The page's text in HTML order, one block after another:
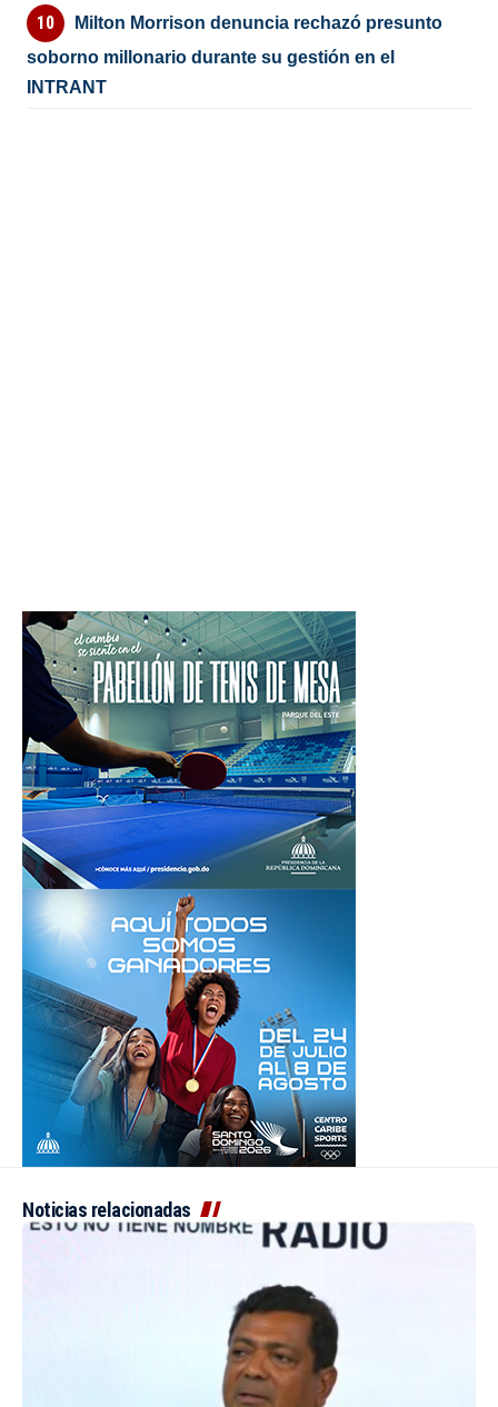
Milton Morrison denuncia rechazó presunto
soborno millonario durante su gestión en el
INTRANT
Noticias relacionadas